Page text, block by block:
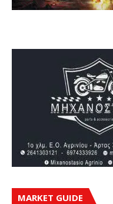
MARKET GUIDE